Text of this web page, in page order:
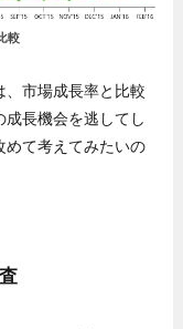
較
、市場成長率と比較
成長機会を逃してし
めて考えてみたいの